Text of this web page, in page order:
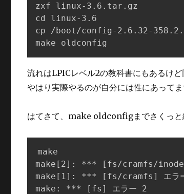
zxf linux-3.6.tar.gz
cd linux-3.6
cp /boot/config-2.6.32-
make oldconfig
流れはLPICレベル2の教科書にもあるけ
やはり実際やるのが自分には性にあってま
はてさて、make oldconfigまでさくっと
make
make[2]: *** [fs/cramfs/
make[1]: *** [fs/cramfs] エラ
make: *** [fs] エラー 2